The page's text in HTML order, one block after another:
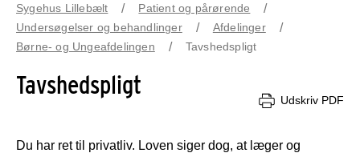
Sygehus Lillebælt
Patient og pårørende
Undersøgelser og behandlinger
Afdelinger
Børne- og Ungeafdelingen
Tavshedspligt
Tavshedspligt
Udskriv PDF
Du har ret til privatliv. Loven siger dog, at læger og